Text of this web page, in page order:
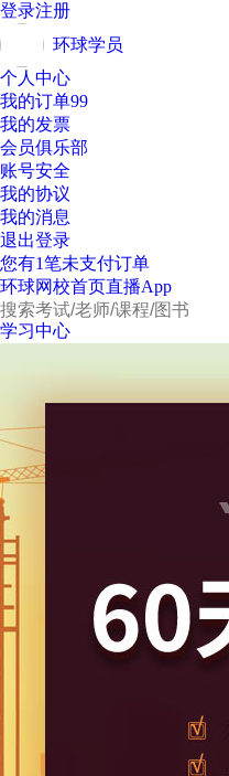
登录注册
环球学员
个人中心
我的订单99
我的发票
会员俱乐部
账号安全
我的协议
我的消息
退出登录
您有1笔未支付订单
环球网校首页直播App
学习中心